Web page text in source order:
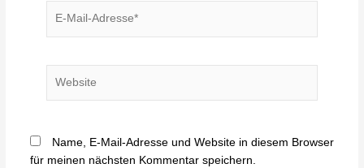
Name, E-Mail-Adresse und Website in diesem Browser
für meinen nächsten Kommentar speichern.